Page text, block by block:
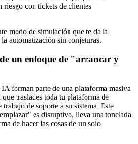
riesgo con tickets de clientes
modo de simulación que te da la
automatización sin conjeturas.
un enfoque de "arrancar y
forman parte de una plataforma masiva
traslades toda tu plataforma de
de soporte a su sistema. Este
es disruptivo, lleva una tonelada
de hacer las cosas de un solo